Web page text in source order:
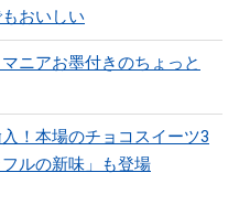
おいしい
ニアお墨付きのちょっと
！本場のチョコスイーツ3
ルの新味」も登場